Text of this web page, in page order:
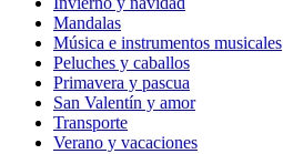
Mandalas
Música e instrumentos musicales
Peluches y caballos
Primavera y pascua
San Valentín y amor
Transporte
Verano y vacaciones